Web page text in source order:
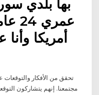
بها بلدي
أمريكا
تحقق من الأفكار والتوقعات
مجتمعنا. إنهم يتشاركون